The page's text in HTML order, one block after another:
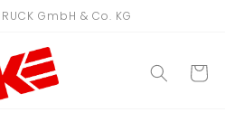
GmbH & Co. KG